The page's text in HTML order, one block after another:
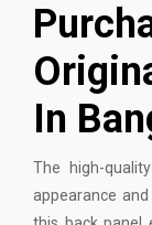
In
The high-
appearance